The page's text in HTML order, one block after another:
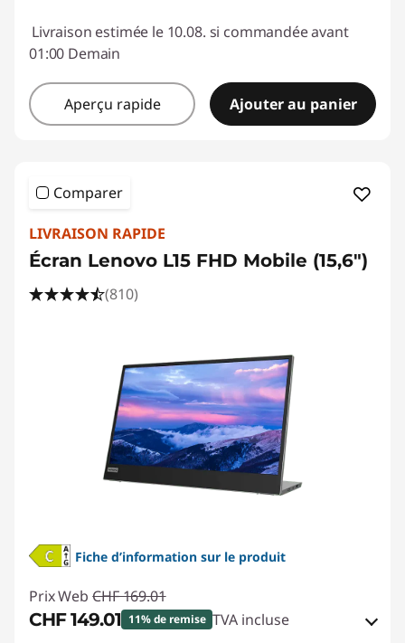
Livraison estimée le 10.08. si commandée avant
01:00 Demain
Aperçu rapide Ajouter au panier
Comparer
LIVRAISON RAPIDE
Écran Lenovo L15 FHD Mobile (15,6")
(810)
Fiche d’information sur le produit
Prix Web CHF 169.01
CHF 149.01 11% de remise TVA incluse